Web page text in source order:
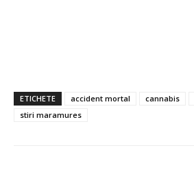
ETICHETE accident mortal cannabis
stiri maramures